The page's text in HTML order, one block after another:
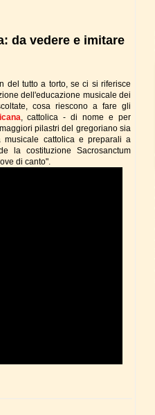
da vedere e imitare
del tutto a torto, se ci si riferisce
dell'educazione musicale dei
cosa riescono a fare gli
, cattolica - di nome e per
pilastri del gregoriano sia
cattolica e preparali a
la costituzione Sacrosanctum
di canto".